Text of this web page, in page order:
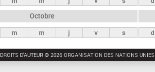
Octobre
m m j v s d
DROITS D'AUTEUR © 2026 ORGANISATION DES NATIONS UNIES